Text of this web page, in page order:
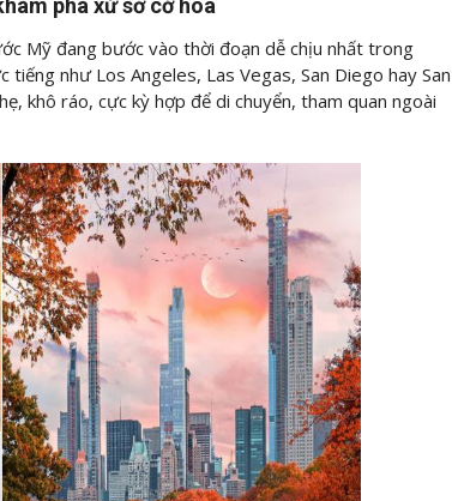
Mỹ đang bước vào thời đoạn dễ chịu nhất trong
như Los Angeles, Las Vegas, San Diego hay San
khô ráo, cực kỳ hợp để di chuyển, tham quan ngoài